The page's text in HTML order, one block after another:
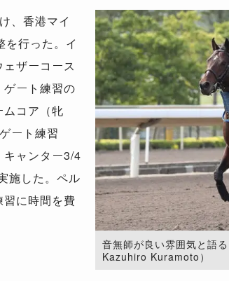
音無師が良い雰囲気と語
Kazuhiro Kuramoto）
、香港マイ
行った。イ
ザーコース
ート練習の
コア（牝
ート練習
キャンター3/4
施した。ペル
に時間を費